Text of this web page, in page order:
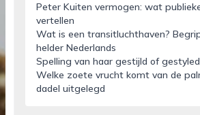
Peter Kuiten vermogen: wat
vertellen
Wat is een transitluchthaven?
helder Nederlands
Spelling van haar gestijld of
Welke zoete vrucht komt van de
dadel uitgelegd